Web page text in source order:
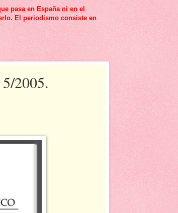
pasa en España ni en el
El periodismo consiste en
2005.